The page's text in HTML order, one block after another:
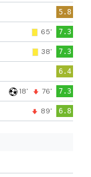
5.8
65' 7.3
38' 7.3
6.4
18' 76' 7.3
89' 6.8